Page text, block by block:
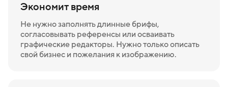
Экономит время
Не нужно заполнять длинные брифы,
согласовывать референсы или осваивать
графические редакторы. Нужно только описать
свой бизнес и пожелания к изображению.